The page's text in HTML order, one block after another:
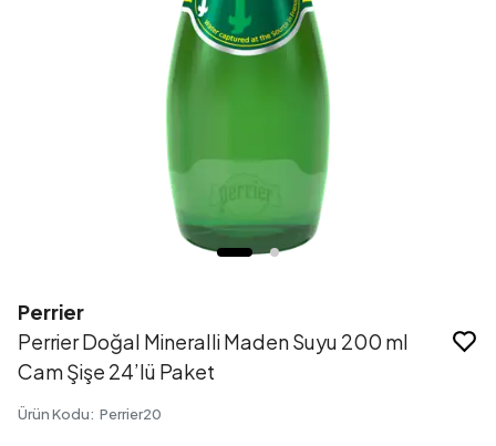
Perrier
Perrier Doğal Mineralli Maden Suyu 200 ml
Cam Şişe 24’lü Paket
Ürün Kodu: Perrier20